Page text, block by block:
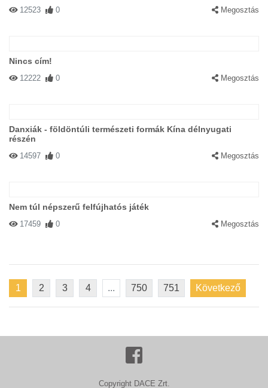
12523 0 Megosztás
Nincs cím!
12222 0 Megosztás
Danxiák - földöntúli természeti formák Kína délnyugati
részén
14597 0 Megosztás
Nem túl népszerű felfújhatós játék
17459 0 Megosztás
1 2 3 4 ... 750 751 Következő
Copyright DACE Zrt.